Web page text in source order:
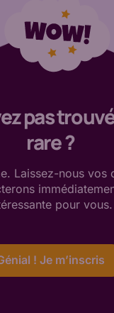
pas
rare ?
Laissez-nous vos
pour vous.
! Je m’inscris